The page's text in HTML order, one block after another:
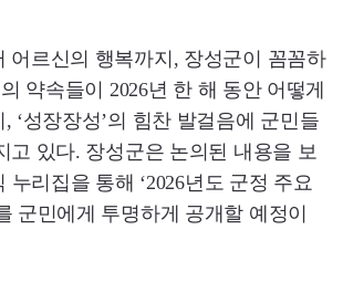
어르신의 행복까지, 장성군이 꼼꼼하
약속들이 2026년 한 해 동안 어떻게
‘성장장성’의 힘찬 발걸음에 군민들
고 있다. 장성군은 논의된 내용을 보
누리집을 통해 ‘2026년도 군정 주요
군민에게 투명하게 공개할 예정이